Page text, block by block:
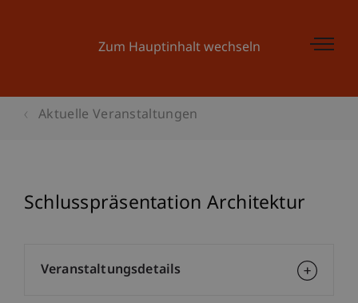
Zum Hauptinhalt wechseln
Aktuelle Veranstaltungen
Schlusspräsentation Architektur
Veranstaltungsdetails